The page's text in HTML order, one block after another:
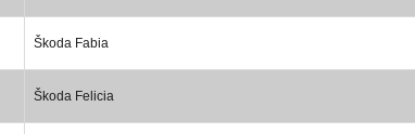
Škoda Fabia
Škoda Felicia